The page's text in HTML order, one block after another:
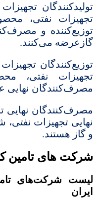
تولیدکنندگان
تجهیزات نفتی،
توزیع‌کننده و
گازعرضه می‌کنند.
توزیع‌کنندگان
تجهیزات نفتی،
مصرف‌کنندگان نهایی
مصرف‌کنندگان نهایی
نهایی تجهیزات
و گاز هستند.
شرکت های تامین
لیست شرکت‌های
ایران